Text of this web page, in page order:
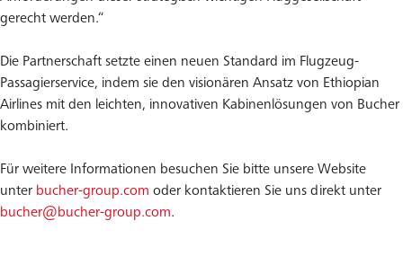
gerecht werden.“
Die Partnerschaft setzte einen neuen Standard im Flugzeug-
Passagierservice, indem sie den visionären Ansatz von Ethiopian
Airlines mit den leichten, innovativen Kabinenlösungen von Bucher
kombiniert.
Für weitere Informationen besuchen Sie bitte unsere Website
unter bucher-group.com oder kontaktieren Sie uns direkt unter
bucher@bucher-group.com.